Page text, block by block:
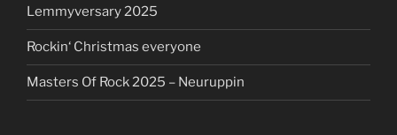
Lemmyversary 2025
Rockin‘ Christmas everyone
Masters Of Rock 2025 – Neuruppin